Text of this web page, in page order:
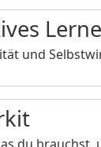
und